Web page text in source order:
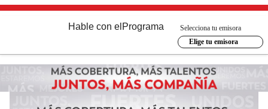
Hable con el Programa
Selecciona tu emisora
Elige tu emisora